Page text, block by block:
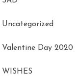
Uncategorized
Valentine Day 2020
WISHES